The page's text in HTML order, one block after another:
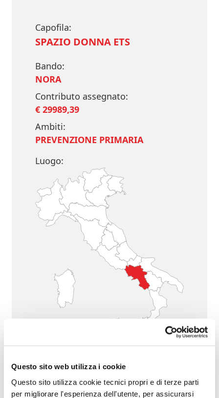
Questo sito web utilizza i cookie
Questo sito utilizza cookie tecnici propri e di terze parti
per migliorare l'esperienza dell'utente, per assicurarsi
Capofila:
SPAZIO DONNA ETS
Bando:
NORA
Contributo assegnato:
€ 29989,39
Ambiti:
PREVENZIONE PRIMARIA
Luogo: